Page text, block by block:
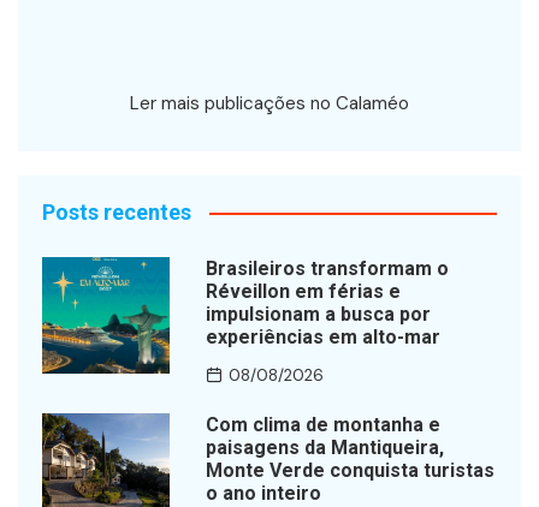
Ler mais publicações no Calaméo
Posts recentes
Brasileiros transformam o
Réveillon em férias e
impulsionam a busca por
experiências em alto-mar
08/08/2026
Com clima de montanha e
paisagens da Mantiqueira,
Monte Verde conquista turistas
o ano inteiro